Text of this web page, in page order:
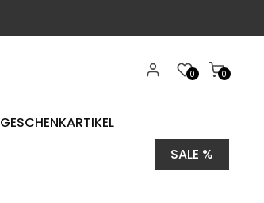
0
0
GESCHENKARTIKEL
SALE %